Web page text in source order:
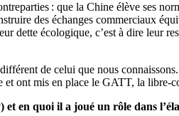
: que la Chine élève ses
des échanges commerciaux
dette écologique, c’est à dire leur
de celui que nous
ont mis en place le GATT, la libre-
et en quoi il a joué un rôle dans